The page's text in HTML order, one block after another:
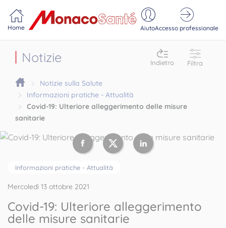
Home AiutoAccesso professionale
Notizie Indietro Filtra
Notizie sulla Salute
Informazioni pratiche - Attualità
Covid-19: Ulteriore alleggerimento delle misure
sanitarie
Informazioni pratiche - Attualità
Mercoledì 13 ottobre 2021
Covid-19: Ulteriore alleggerimento
delle misure sanitarie